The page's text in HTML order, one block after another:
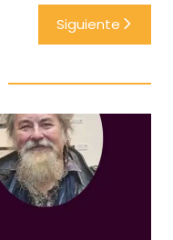
Siguiente